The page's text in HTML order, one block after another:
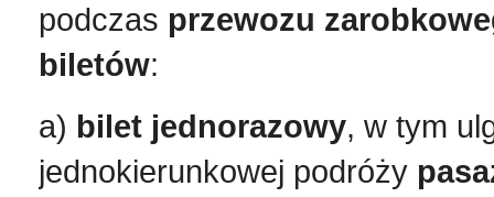
podczas przewozu
biletów:
a) bilet jednorazowy, w tym
jednokierunkowej podróży